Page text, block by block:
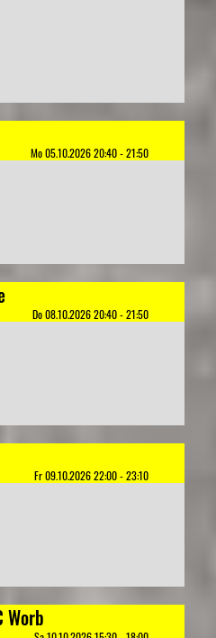
Mo 05.10.2026 20:40 - 21:50
Do 08.10.2026 20:40 - 21:50
Fr 09.10.2026 22:00 - 23:10
Worb